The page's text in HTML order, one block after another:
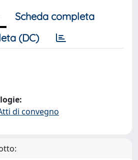
Scheda completa
(DC)
di convegno